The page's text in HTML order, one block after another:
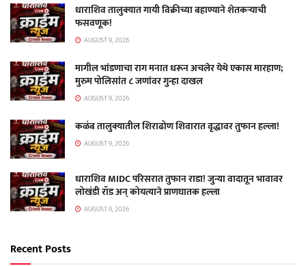
धाराशिव तालुक्यात गायी विक्रीच्या बहाण्याने शेतकऱ्याची
फसवणूक!
AUGUST 9, 2026
मागील भांडणाचा राग मनात धरून अचलेर येथे एकास मारहाण;
मुरुम पोलिसांत ८ जणांवर गुन्हा दाखल
AUGUST 9, 2026
कळंब तालुक्यातील शिराढोण शिवारात वृद्धावर तुफान हल्ला!
AUGUST 9, 2026
धाराशिव MIDC परिसरात तुफान राडा! जुन्या वादातून भावावर
लोखंडी रॉड अन् कोयत्याने प्राणघातक हल्ला
AUGUST 9, 2026
Recent Posts